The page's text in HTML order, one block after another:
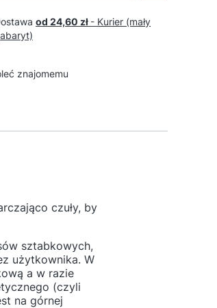
od 24,60 zł - Kurier (mały
znajomemu
czuły, by
sztabkowych,
użytkownika. W
a w razie
(czyli
na górnej